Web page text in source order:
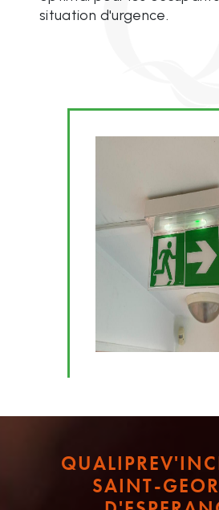
situation d'urgence.
SAINT-